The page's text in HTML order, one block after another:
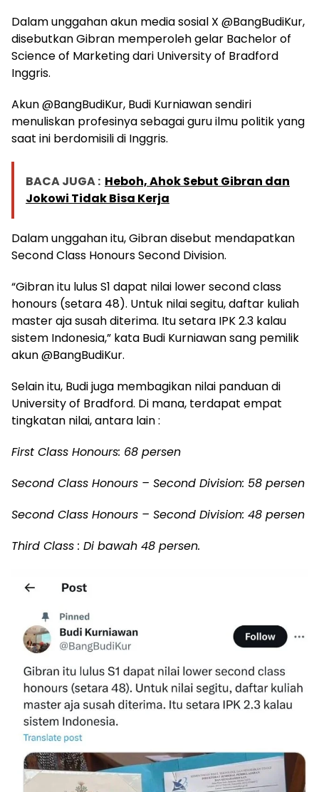
Dalam unggahan akun media sosial X @BangBudiKur,
disebutkan Gibran memperoleh gelar Bachelor of
Science of Marketing dari University of Bradford
Inggris.
Akun @BangBudiKur, Budi Kurniawan sendiri
menuliskan profesinya sebagai guru ilmu politik yang
saat ini berdomisili di Inggris.
BACA JUGA : Heboh, Ahok Sebut Gibran dan
Jokowi Tidak Bisa Kerja
Dalam unggahan itu, Gibran disebut mendapatkan
Second Class Honours Second Division.
“Gibran itu lulus S1 dapat nilai lower second class
honours (setara 48). Untuk nilai segitu, daftar kuliah
master aja susah diterima. Itu setara IPK 2.3 kalau
sistem Indonesia,” kata Budi Kurniawan sang pemilik
akun @BangBudiKur.
Selain itu, Budi juga membagikan nilai panduan di
University of Bradford. Di mana, terdapat empat
tingkatan nilai, antara lain :
First Class Honours: 68 persen
Second Class Honours – Second Division: 58 persen
Second Class Honours – Second Division: 48 persen
Third Class : Di bawah 48 persen.